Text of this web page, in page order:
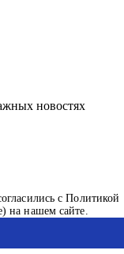
с Политикой
на нашем сайте.
новостях